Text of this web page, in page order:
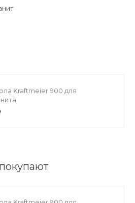
Kraftmeier 900 для